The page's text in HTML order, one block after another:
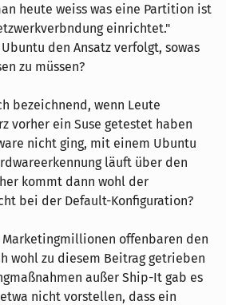
heute weiss was eine Partition ist
einrichtet."
den Ansatz verfolgt, sowas
zu müssen?
bezeichnend, wenn Leute
vorher ein Suse getestet haben
nicht ging, mit einem Ubuntu
läuft über den
kommt dann wohl der
bei der Default-Konfiguration?
Marketingmillionen offenbaren den
wohl zu diesem Beitrag getrieben
außer Ship-It gab es
nicht vorstellen, dass ein